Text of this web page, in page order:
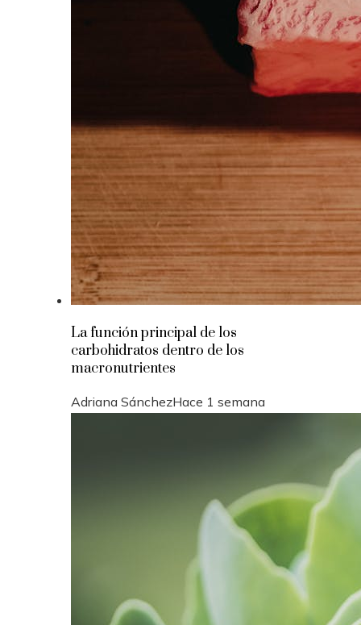
La función principal de los
carbohidratos dentro de los
macronutrientes
Adriana SánchezHace 1 semana